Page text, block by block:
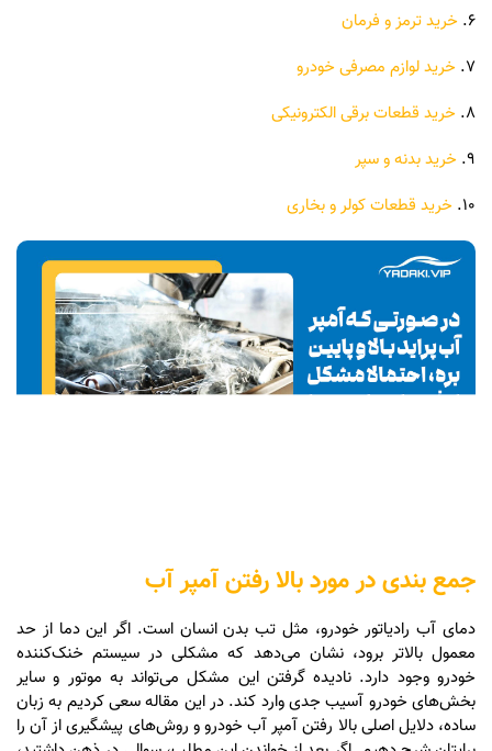
6. خرید ترمز و فرمان
7. خرید لوازم مصرفی خودرو
8. خرید قطعات برقی الکترونیکی
9. خرید بدنه و سپر
10. خرید قطعات کولر و بخاری
جمع بندی در مورد بالا رفتن آمپر آب
دمای آب رادیاتور خودرو، مثل تب بدن انسان است. اگر این دما از حد
معمول بالاتر برود، نشان می‌دهد که مشکلی در سیستم خنک‌کننده
خودرو وجود دارد. نادیده گرفتن این مشکل می‌تواند به موتور و سایر
بخش‌های خودرو آسیب جدی وارد کند. در این مقاله سعی کردیم به زبان
ساده، دلایل اصلی بالا رفتن آمپر آب خودرو و روش‌های پیشگیری از آن را